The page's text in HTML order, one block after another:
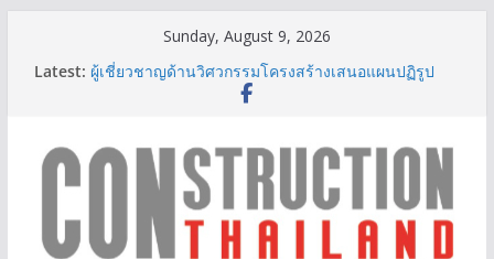
Sunday, August 9, 2026
Latest: ผู้เชี่ยวชาญด้านวิศวกรรมโครงสร้างเสนอแผนปฏิรูป
มาตรฐานตั้งแต่การออกแบบถึงการตรวจสอบอาคารไทย
เติบโต 377% ชี้ดีมานด์ภูเก็ตยังแกร่ง
BCT Expo 2026 ชูแนวคิด “Empowering Net Zero in
Construction & Mining” ขับเคลื่อนอุตสาหกรรม
ก่อสร้างและเหมืองแร่สู่สังคมคาร์บอนต่ำอย่างยั่งยืน
ลลิล พร็อพเพอร์ตี้ ก้าวสู่ปีที่ 40 ยึดลูกค้าเป็นศูนย์กลาง